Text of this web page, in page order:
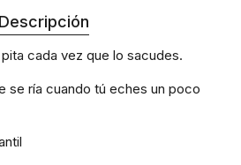
Descripción
cada vez que lo sacudes.
se ría cuando tú eches un poco